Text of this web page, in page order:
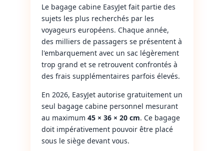
Le bagage cabine EasyJet fait partie des
sujets les plus recherchés par les
voyageurs européens. Chaque année,
des milliers de passagers se présentent à
l'embarquement avec un sac légèrement
trop grand et se retrouvent confrontés à
des frais supplémentaires parfois élevés.
En 2026, EasyJet autorise gratuitement un
seul bagage cabine personnel mesurant
au maximum 45 × 36 × 20 cm. Ce bagage
doit impérativement pouvoir être placé
sous le siège devant vous.